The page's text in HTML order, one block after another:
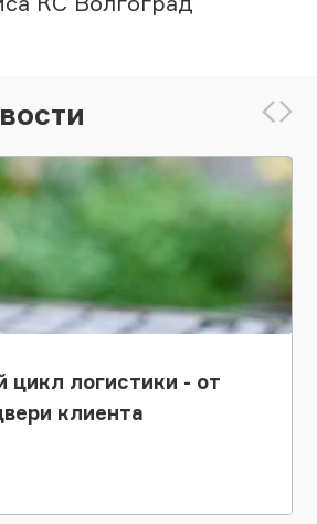
цикл логистики - от
клиента